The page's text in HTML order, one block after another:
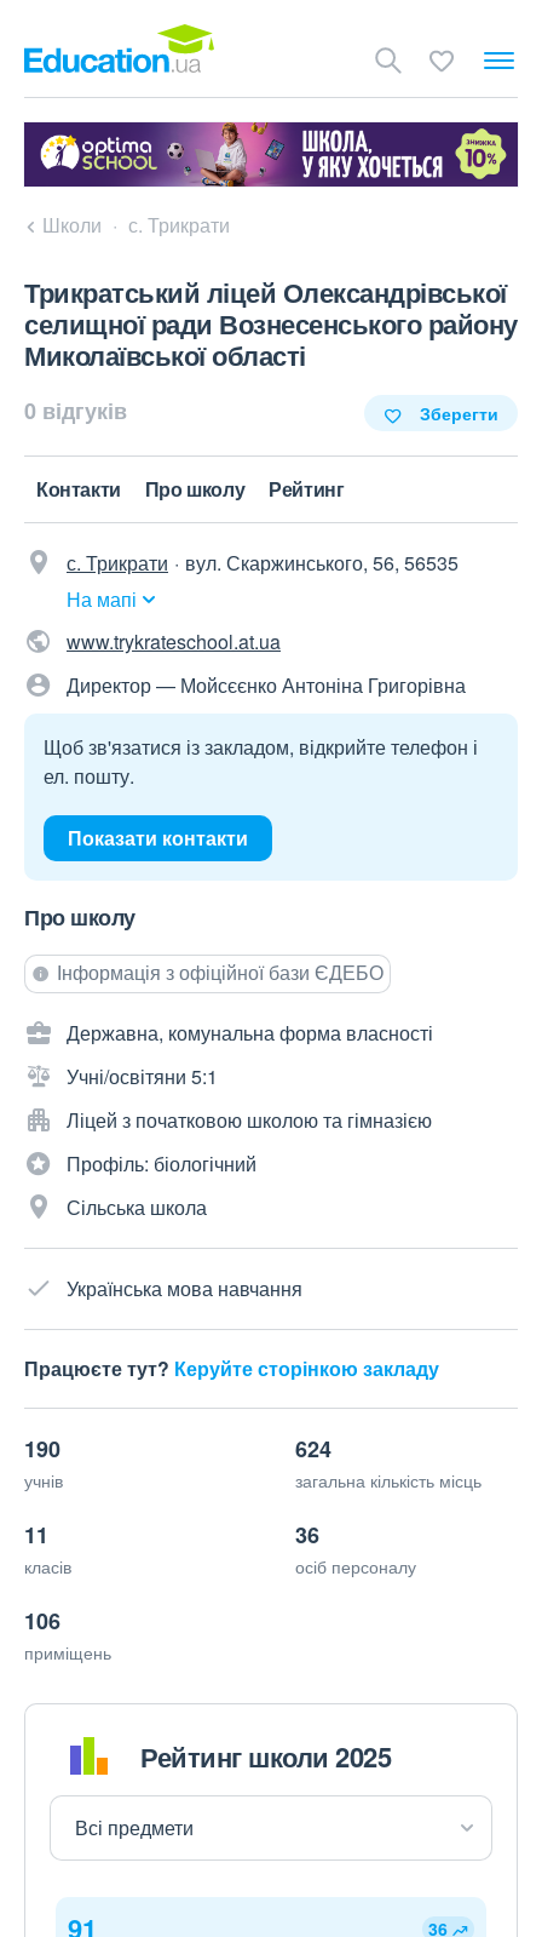
Школи с. Трикрати
Трикратський ліцей Олександрівської
селищної ради Вознесенського району
Миколаївської області
0 відгуків Зберегти
Контакти Про школу Рейтинг
с. Трикрати
вул. Скаржинського, 56, 56535
На мапі
www.trykrateschool.at.ua
Директор — Мойсєєнко Антоніна Григорівна
Щоб зв'язатися із закладом, відкрийте телефон і
ел. пошту.
Показати контакти
Про школу
Інформація з офіційної бази ЄДЕБО
Державна, комунальна форма власності
Учні/освітяни 5:1
Ліцей з початковою школою та гімназією
Профіль: біологічний
Сільська школа
Українська мова навчання
Працюєте тут? Керуйте сторінкою закладу
190
учнів
624
загальна кількість місць
11
класів
36
осіб персоналу
106
приміщень
Рейтинг школи 2025
91 36